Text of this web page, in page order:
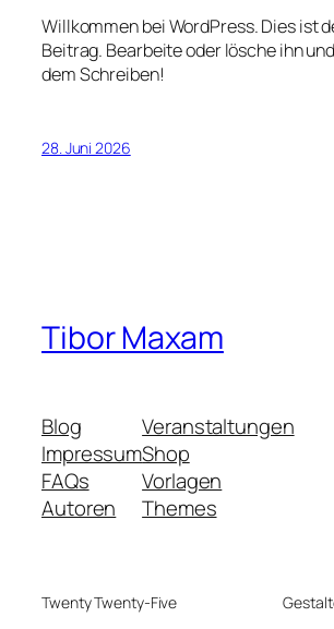
Willkommen bei WordPress. Dies ist
Beitrag. Bearbeite oder lösche ihn
dem Schreiben!
28. Juni 2026
Tibor Maxam
Blog
Impressum
FAQs
Autoren
Veranstaltungen
Shop
Vorlagen
Themes
Twenty Twenty-Five